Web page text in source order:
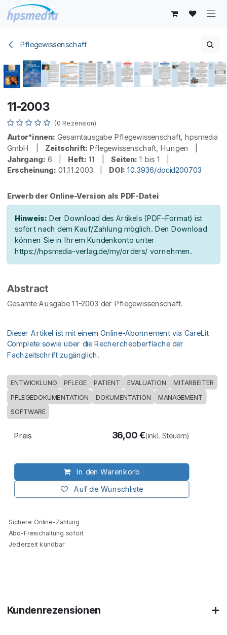
Zum Inhalt springen
Pflegewissenschaft
11-2003
(0 Rezension)
Autor*innen: Gesamtausgabe Pflegewissenschaft, hpsmedia
GmbH | Zeitschrift: Pflegewissenschaft, Hungen |
Jahrgang: 6 | Heft: 11 | Seiten: 1 bis 1 |
Erscheinung: 01.11.2003 | DOI: 10.3936/docid200703
Erwerb der Online-Version als PDF-Datei
Hinweis: Der Download des Artikels (PDF-Format) ist
sofort nach dem Kauf/Zahlung möglich. Den Download
können Sie in Ihrem Kundenkonto unter
https://hpsmedia-verlag.de/my/orders/ vornehmen.
Abstract
Gesamte Ausgabe 11-2003 der Pflegewissenschaft.
Dieser Artikel ist mit einem Online-Abonnement via CareLit
Complete sowie über die Rechercheoberfläche der
Fachzeitschrift zugänglich.
ENTWICKLUNG PFLEGE PATIENT EVALUATION MITARBEITER
PFLEGEDOKUMENTATION DOKUMENTATION
MANAGEMENT
SOFTWARE
In den Warenkorb
Auf die Wunschliste
Preis 36,00€(inkl. Steuern)
Sichere Online-Zahlung
Abo-Freischaltung sofort
Jederzeit kündbar
Kundenrezensionen